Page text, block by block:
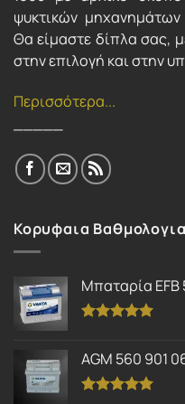
ψυκτικών
Θα είμαστε δίπλα σας,
στην επιλογή και στην
Περισσότερα...
Κορυφαια Βαθμολογια
Μπαταρία
από 5
AGM 560 901